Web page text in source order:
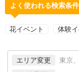
よく使われる検索条件
花イベント 体験
エリア変更 東京